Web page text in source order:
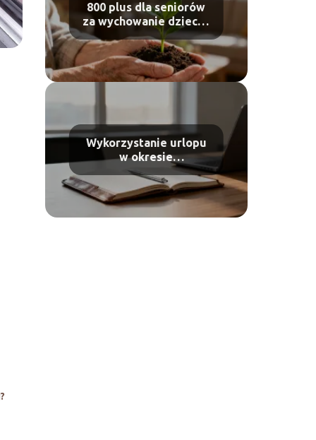
800 plus dla seniorów
za wychowanie dziecka
– komu przysługuje?
Wykorzystanie urlopu
w okresie
wypowiedzenia –
zasady i przepisy